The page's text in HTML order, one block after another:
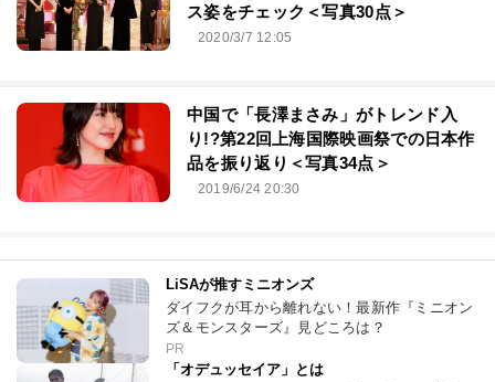
ス姿をチェック＜写真30点＞
2020/3/7 12:05
中国で「長澤まさみ」がトレンド入
り!?第22回上海国際映画祭での日本作
品を振り返り＜写真34点＞
2019/6/24 20:30
LiSAが推すミニオンズ
ダイフクが耳から離れない！最新作『ミニオン
ズ＆モンスターズ』見どころは？
PR
「オデュッセイア」とは